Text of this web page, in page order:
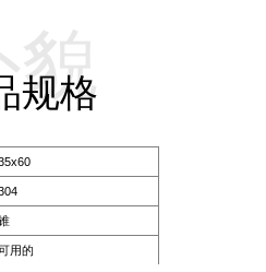
规格
貌
用的